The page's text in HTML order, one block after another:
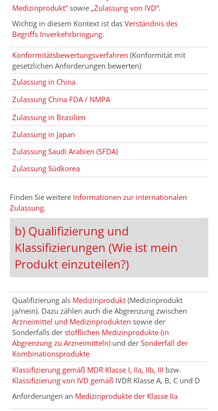
Medizinprodukt“ sowie „Zulassung von IVD“.
Wichtig in diesem Kontext ist das Verständnis des
Begriffs Inverkehrbringung.
Konformitätsbewertungsverfahren (Konformität mit
gesetzlichen Anforderungen bewerten)
Zulassung in China
Zulassung China FDA / NMPA
Zulassung in Brasilien
Zulassung in Japan
Zulassung Saudi Arabien (SFDA)
Zulassung Südkorea
Finden Sie weitere Informationen zur internationalen
Zulassung.
b) Qualifizierung und
Klassifizierungen (Wie ist mein
Produkt einzuteilen?)
Qualifizierung als Medizinprodukt (Medizinprodukt
ja/nein). Dazu zählen auch die Abgrenzung zwischen
Arzneimittel und Medizinprodukten sowie der
Sonderfalls der stofflichen Medizinprodukte (in
Abgrenzung zu Arzneimitteln) und der Sonderfall der
Kombinationsprodukte
Klassifizierung gemäß MDR Klasse I, IIa, IIb, III bzw.
Klassifizierung von IVD gemäß IVDR Klasse A, B, C und D
Anforderungen an Medizinprodukte der Klasse IIa